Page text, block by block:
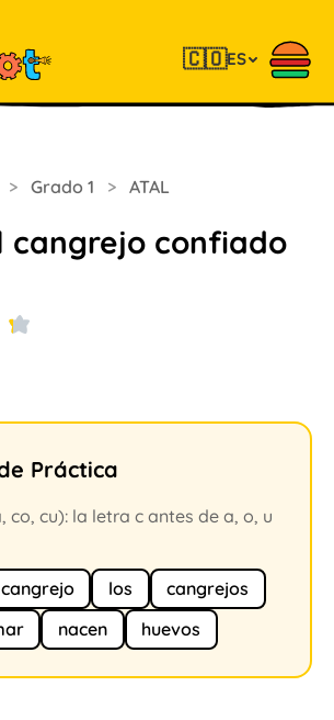
🇨🇴ES
> Grado 1 > ATAL
cangrejo confiado
Práctica
cu): la letra c antes de a, o, u
cangrejo los
cangrejos
nacen huevos